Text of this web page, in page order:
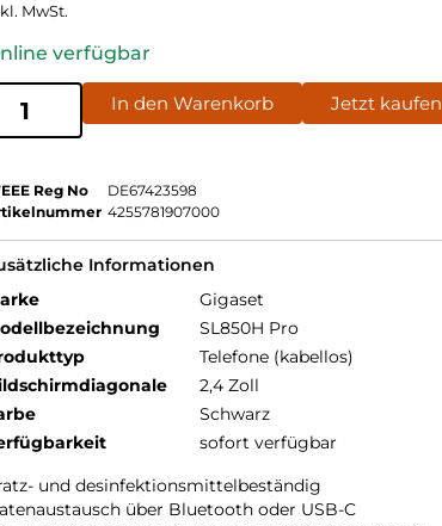
MwSt.
verfügbar
In den Warenkorb Jetzt kaufen
Reg No
DE67423598
4255781907000
Informationen
Gigaset
SL850H Pro
Telefone (kabellos)
2,4 Zoll
Schwarz
sofort verfügbar
und desinfektionsmittelbeständig
über Bluetooth oder USB-C